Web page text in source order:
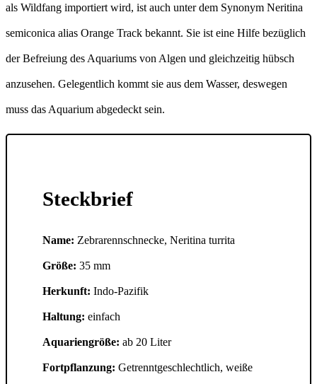
als Wildfang importiert wird, ist auch unter dem Synonym Neritina
semiconica alias Orange Track bekannt. Sie ist eine Hilfe bezüglich
der Befreiung des Aquariums von Algen und gleichzeitig hübsch
anzusehen. Gelegentlich kommt sie aus dem Wasser, deswegen
muss das Aquarium abgedeckt sein.
Steckbrief
Name: Zebrarennschnecke, Neritina turrita
Größe: 35 mm
Herkunft: Indo-Pazifik
Haltung: einfach
Aquariengröße: ab 20 Liter
Fortpflanzung: Getrenntgeschlechtlich, weiße